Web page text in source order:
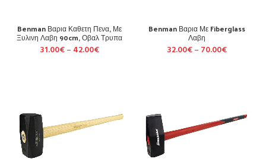
Benman Βαρια Καθετη Πενα, Με
Ξυλινη Λαβη 90cm, Οβαλ Τρυπα
31.00€– 42.00€
Benman Βαρια Με Fiberglass
Λαβη
32.00€– 70.00€